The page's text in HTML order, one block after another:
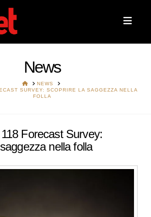
News
HOMENEWS
SURVEY: SCOPRIRE LA SAGGEZZA NELLA
FOLLA
Forecast Survey:
nella folla